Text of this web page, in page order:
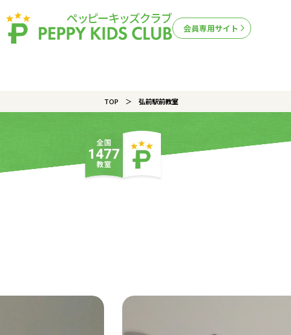
会員専用サイト
TOP 弘前駅前教室